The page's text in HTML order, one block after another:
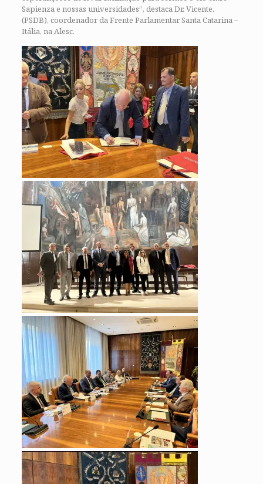
Sapienza e nossas universidades”, destaca Dr. Vicente.
(PSDB), coordenador da Frente Parlamentar Santa Catarina –
Itália, na Alesc.